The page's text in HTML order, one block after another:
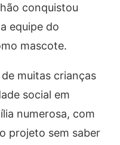
conquistou
equipe do
mascote.
muitas crianças
social em
numerosa, com
projeto sem saber